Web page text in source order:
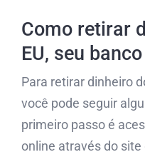
Como retirar
EU, seu banco
Para retirar dinheiro
você pode seguir
primeiro passo é
online através do